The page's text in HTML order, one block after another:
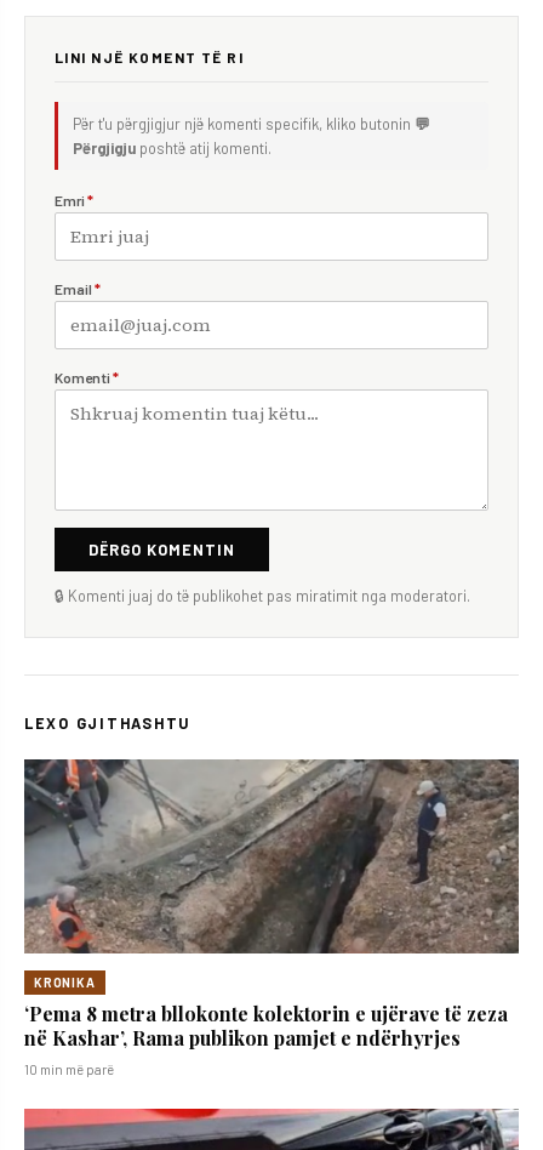
LINI NJË KOMENT TË RI
Për t'u përgjigjur një komenti specifik, kliko butonin 💬
Përgjigju poshtë atij komenti.
Emri *
Email *
Komenti *
DËRGO KOMENTIN
🔒 Komenti juaj do të publikohet pas miratimit nga moderatori.
LEXO GJITHASHTU
KRONIKA
‘Pema 8 metra bllokonte kolektorin e ujërave të zeza
në Kashar’, Rama publikon pamjet e ndërhyrjes
10 min më parë